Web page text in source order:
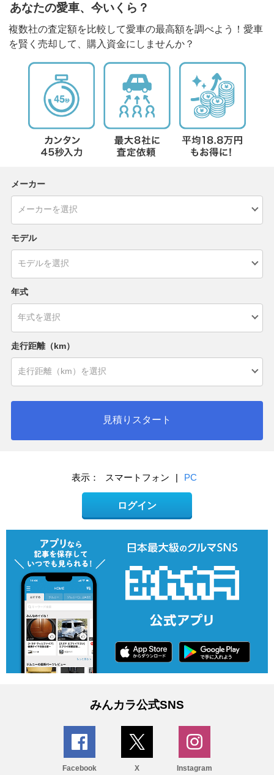
あなたの愛車、今いくら？
複数社の査定額を比較して愛車の最高額を調べよう！愛車
を賢く売却して、購入資金にしませんか？
メーカー
モデル
年式
走行距離（km）
見積りスタート
表示： スマートフォン | PC
ログイン
みんカラ公式SNS
Facebook X Instagram